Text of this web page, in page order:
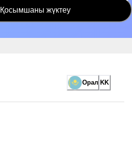
Қосымшаны жүктеу
Орал KK